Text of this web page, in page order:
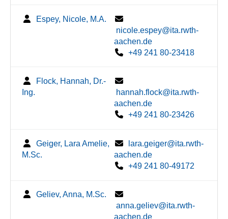
Espey, Nicole, M.A.
nicole.espey@ita.rwth-
aachen.de
+49 241 80-23418
Flock, Hannah, Dr.-
Ing.
hannah.flock@ita.rwth-
aachen.de
+49 241 80-23426
Geiger, Lara Amelie,
M.Sc.
lara.geiger@ita.rwth-
aachen.de
+49 241 80-49172
Geliev, Anna, M.Sc.
anna.geliev@ita.rwth-
aachen.de